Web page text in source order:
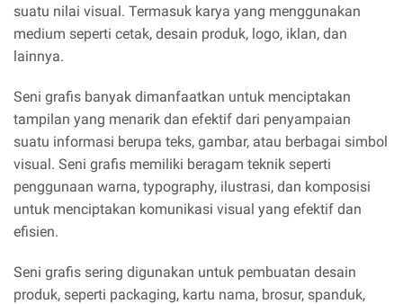
suatu nilai visual. Termasuk karya yang menggunakan
medium seperti cetak, desain produk, logo, iklan, dan
lainnya.
Seni grafis banyak dimanfaatkan untuk menciptakan
tampilan yang menarik dan efektif dari penyampaian
suatu informasi berupa teks, gambar, atau berbagai simbol
visual. Seni grafis memiliki beragam teknik seperti
penggunaan warna, typography, ilustrasi, dan komposisi
untuk menciptakan komunikasi visual yang efektif dan
efisien.
Seni grafis sering digunakan untuk pembuatan desain
produk, seperti packaging, kartu nama, brosur, spanduk,